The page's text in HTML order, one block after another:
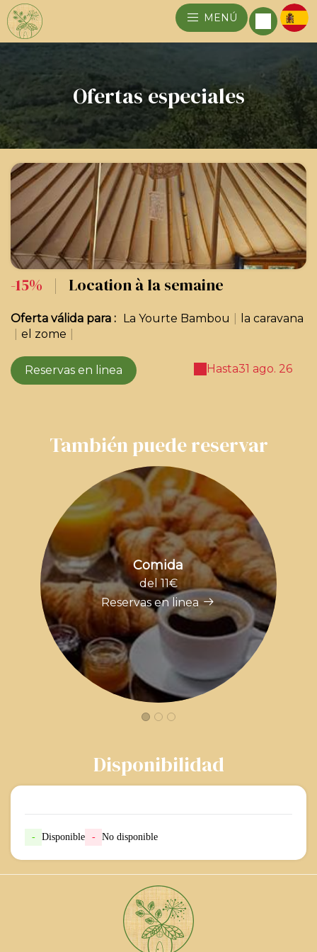
MENÚ
Ofertas especiales
-15% | Location à la semaine
Oferta válida para : La Yourte Bambou
la caravana
el zome
Reservas en linea Hasta31 ago. 26
También puede reservar
Comida
del 11€
Reservas en linea
Disponibilidad
- Disponible - No disponible